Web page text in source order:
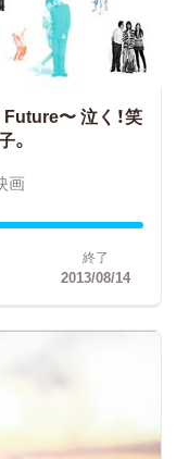
〜 泣く！笑
。
画
終了
2013/08/14